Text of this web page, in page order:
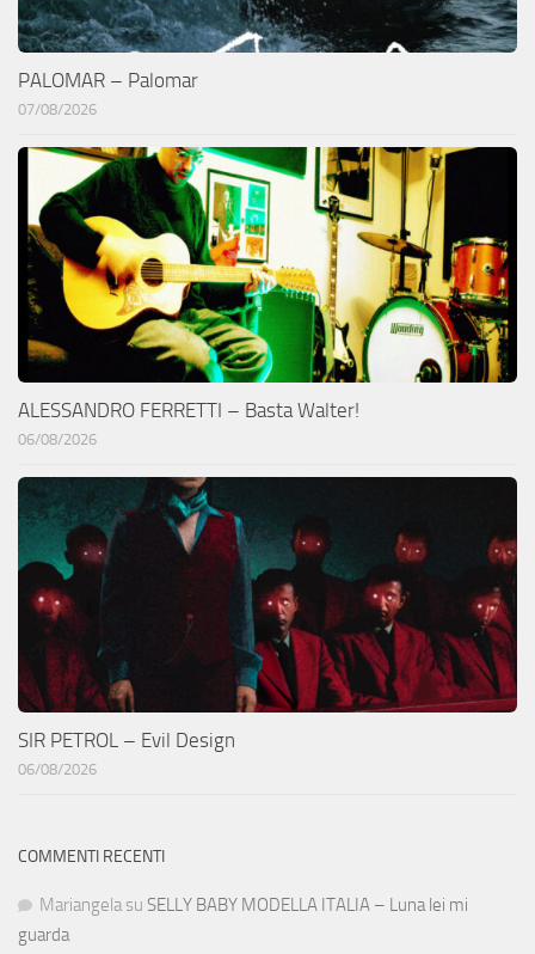
PALOMAR – Palomar
07/08/2026
ALESSANDRO FERRETTI – Basta Walter!
06/08/2026
SIR PETROL – Evil Design
06/08/2026
COMMENTI RECENTI
Mariangela su SELLY BABY MODELLA ITALIA – Luna lei mi
guarda